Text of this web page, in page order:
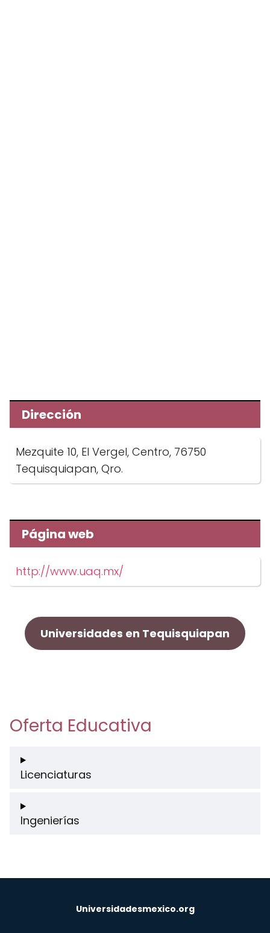
Dirección
Mezquite 10, El Vergel, Centro, 76750
Tequisquiapan, Qro.
Página web
http://www.uaq.mx/
Universidades en Tequisquiapan
Oferta Educativa
Licenciaturas
Ingenierías
Universidadesmexico.org